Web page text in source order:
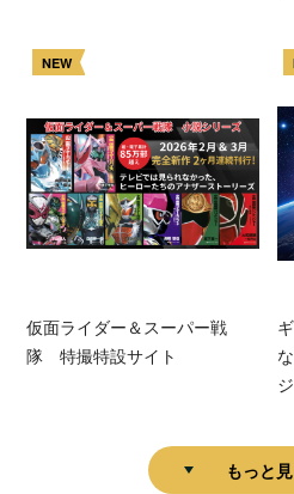
NEW
仮面ライダー＆スーパー戦
隊 特撮特設サイト
もっと